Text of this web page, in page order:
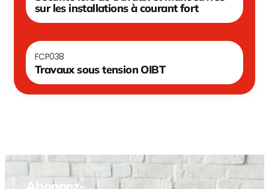
sur les installations à courant fort
FCP038
Travaux sous tension OIBT